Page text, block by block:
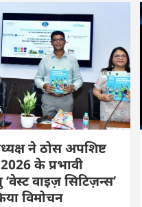
ने ठोस अपशिष्ट
के प्रभावी
‘वेस्ट वाइज़ सिटिज़न्स’
विमोचन